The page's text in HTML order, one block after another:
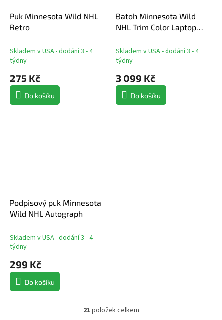
Puk Minnesota Wild NHL
Retro
Skladem v USA - dodání 3 - 4
týdny
275 Kč
Do košíku
Batoh Minnesota Wild
NHL Trim Color Laptop
Skladem v USA - dodání 3 - 4
týdny
3 099 Kč
Do košíku
Podpisový puk Minnesota
Wild NHL Autograph
Skladem v USA - dodání 3 - 4
týdny
299 Kč
Do košíku
O
21položek celkem